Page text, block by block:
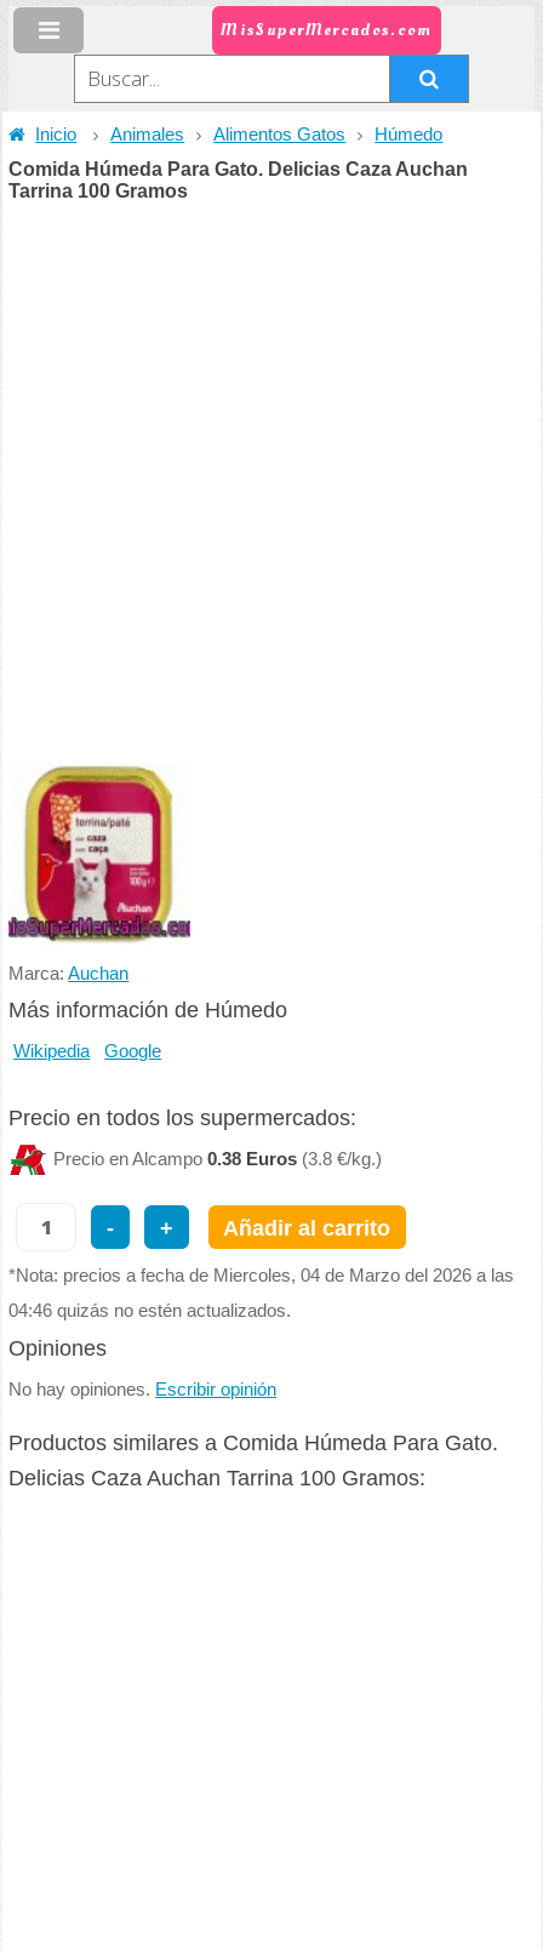
MisSuperMercados.com
Inicio Animales Alimentos Gatos Húmedo
Comida Húmeda Para Gato. Delicias Caza Auchan
Tarrina 100 Gramos
Marca:Auchan
Más información de Húmedo
Wikipedia Google
Precio en todos los supermercados:
Precio en Alcampo0.38 Euros (3.8 €/kg.)
- + Añadir al carrito
*Nota: precios a fecha de Miercoles, 04 de Marzo del 2026 a las
04:46 quizás no estén actualizados.
Opiniones
No hay opiniones. Escribir opinión
Productos similares a Comida Húmeda Para Gato.
Delicias Caza Auchan Tarrina 100 Gramos: